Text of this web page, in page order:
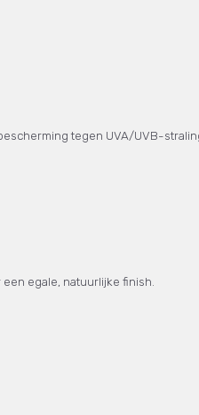
tegen UVA/UVB-
egale, natuurlijke finish.